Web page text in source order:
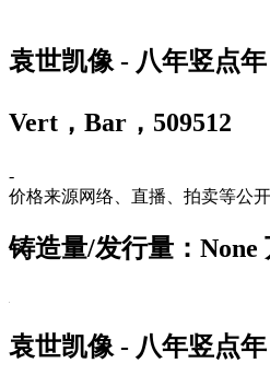
袁世凯像 - 八年竖点年
Vert，Bar，509512
-
价格来源网络、直播、拍卖等公
铸造量/发行量：None
袁世凯像 - 八年竖点年